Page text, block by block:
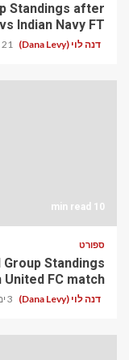
Standings after
Indian Navy FT
דנה לוי (Dana Levy) 21 שעות ago
10 min read
ספורט
Group Standings
FC match
דנה לוי (Dana Levy) 3 ימים ago